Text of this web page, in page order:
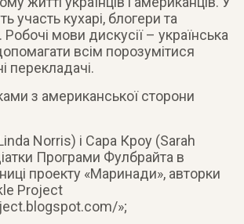
участь кухарі, блогери та
мови дискусії – українська
всім порозумітися
перекладачі.
з американської сторони
Norris) і Сара Кроу (Sarah
Програми Фулбрайта в
проекту «Маринади», авторки
Project
»;